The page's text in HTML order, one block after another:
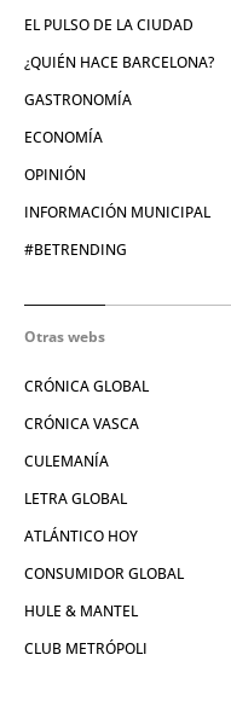
EL PULSO DE LA CIUDAD
¿QUIÉN HACE BARCELONA?
GASTRONOMÍA
ECONOMÍA
OPINIÓN
INFORMACIÓN MUNICIPAL
#BETRENDING
Otras webs
CRÓNICA GLOBAL
CRÓNICA VASCA
CULEMANÍA
LETRA GLOBAL
ATLÁNTICO HOY
CONSUMIDOR GLOBAL
HULE & MANTEL
CLUB METRÓPOLI